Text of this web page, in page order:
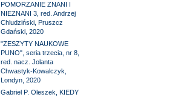
POMORZANIE ZNANI I
NIEZNANI 3, red. Andrzej
Chludziński, Pruszcz
Gdański, 2020
"ZESZYTY NAUKOWE
PUNO", seria trzecia, nr 8,
red. nacz. Jolanta
Chwastyk-Kowalczyk,
Londyn, 2020
Gabriel P. Oleszek, KIEDY